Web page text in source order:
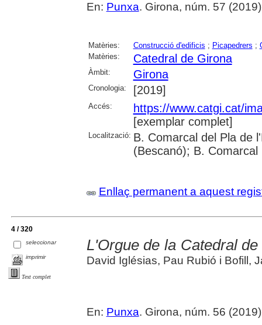
En: Punxa. Girona, núm. 57
Matèries: Construcció d'edificis ; Picapedrers ;
Matèries:
Catedral de Girona
Àmbit: Girona
Cronologia: [2019]
Accés:
https://www.catgi.cat/
[exemplar complet]
Localització: B. Comarcal del Pla de
(Bescanó); B.
Enllaç permanent a aquest
4 / 320
seleccionar
imprimir
Text complet
L'Orgue de la Catedral
David Iglésias, Pau Rubió i Bofill,
En: Punxa. Girona, núm. 56